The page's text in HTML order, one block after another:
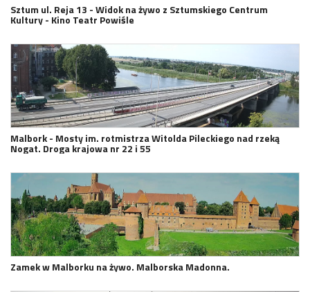
Sztum ul. Reja 13 - Widok na żywo z Sztumskiego Centrum
Kultury - Kino Teatr Powiśle
Malbork - Mosty im. rotmistrza Witolda Pileckiego nad rzeką
Nogat. Droga krajowa nr 22 i 55
Zamek w Malborku na żywo. Malborska Madonna.